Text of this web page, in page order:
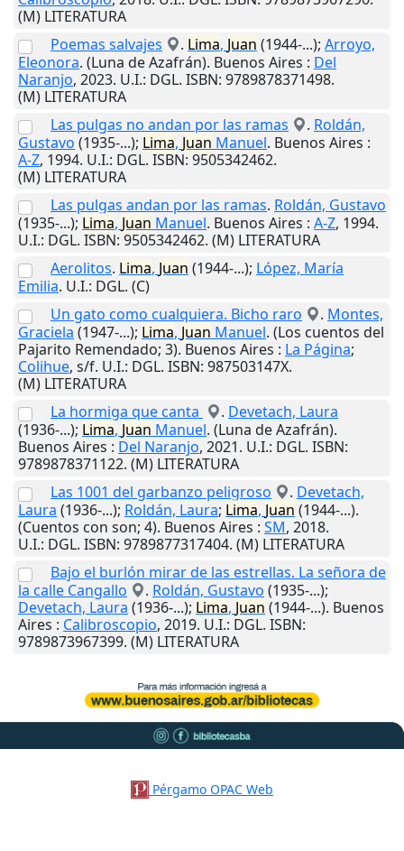
(M) LITERATURA
Poemas salvajes
. Lima, Juan (1944-...); Arroyo,
Eleonora. (Luna de Azafrán). Buenos Aires : Del
Naranjo, 2023. U.I.: DGL. ISBN: 9789878371498.
(M) LITERATURA
Las pulgas no andan por las ramas
. Roldán,
Gustavo (1935-...); Lima, Juan Manuel. Buenos Aires :
A-Z, 1994. U.I.: DGL. ISBN: 9505342462.
(M) LITERATURA
Las pulgas andan por las ramas. Roldán, Gustavo
(1935-...); Lima, Juan Manuel. Buenos Aires : A-Z, 1994.
U.I.: DGL. ISBN: 9505342462. (M) LITERATURA
Aerolitos. Lima, Juan (1944-...); López, María
Emilia. U.I.: DGL. (C)
Un gato como cualquiera. Bicho raro
. Montes,
Graciela (1947-...); Lima, Juan Manuel. (Los cuentos del
Pajarito Remendado; 3). Buenos Aires : La Página;
Colihue, s/f. U.I.: DGL. ISBN: 987503147X.
(M) LITERATURA
La hormiga que canta
. Devetach, Laura
(1936-...); Lima, Juan Manuel. (Luna de Azafrán).
Buenos Aires : Del Naranjo, 2021. U.I.: DGL. ISBN:
9789878371122. (M) LITERATURA
Las 1001 del garbanzo peligroso
. Devetach,
Laura (1936-...); Roldán, Laura; Lima, Juan (1944-...).
(Cuentos con son; 4). Buenos Aires : SM, 2018.
U.I.: DGL. ISBN: 9789877317404. (M) LITERATURA
Bajo el burlón mirar de las estrellas. La señora de
la calle Cangallo
. Roldán, Gustavo (1935-...);
Devetach, Laura (1936-...); Lima, Juan (1944-...). Buenos
Aires : Calibroscopio, 2019. U.I.: DGL. ISBN:
9789873967399. (M) LITERATURA
Pérgamo OPAC Web